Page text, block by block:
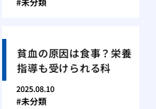
貧血の原因は食事？栄養
指導も受けられる科
2025.08.10
未分類